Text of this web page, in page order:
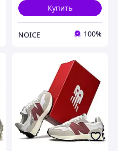
Купить
NOICE 100%